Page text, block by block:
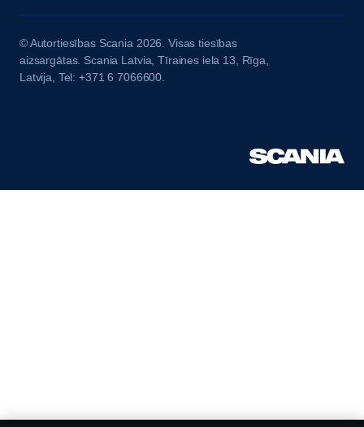
© Autortiesības Scania 2026. Visas tiesības
aizsargātas. Scania Latvia, Tīraines iela 13, Rīga,
Latvija, Tel: +371 6 7066600.